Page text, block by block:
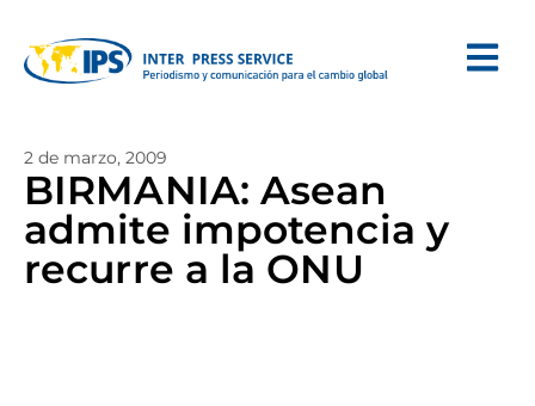
2 de marzo, 2009
BIRMANIA: Asean
admite impotencia y
recurre a la ONU